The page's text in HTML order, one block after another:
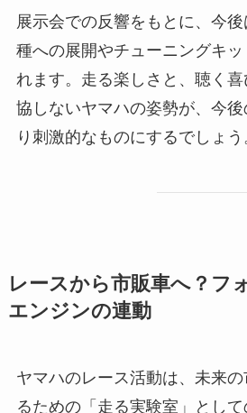
展示会での反響をもとに、今
種への展開やチューニングキ
れます。走る楽しさと、聴く
協しないヤマハの姿勢が、今
り刺激的なものにするでしょう
レースから市販車へ？フ
エンジンの連動
ヤマハのレース活動は、未来
るための「走る実験室」とし